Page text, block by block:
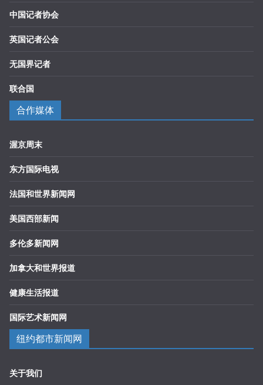
中国记者协会
英国记者公会
无国界记者
联合国
合作媒体
渥京周末
东方国际电视
法国和世界新闻网
美国西部新闻
多伦多新闻网
加拿大和世界报道
健康生活报道
国际艺术新闻网
纽约都市新闻网
关于我们